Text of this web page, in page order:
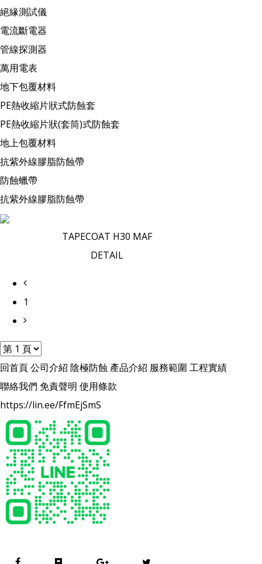
絕緣測試儀
電流斷電器
管線探測器
萬用電表
地下包覆材料
PE熱收縮片狀式防蝕套
PE熱收縮片狀(套筒)式防蝕套
地上包覆材料
抗紫外線膠脂防蝕帶
防蝕蠟帶
抗紫外線膠脂防蝕帶
TAPECOAT H30 MAF
DETAIL
1
回首頁公司介紹 陰極防蝕 產品介紹 服務範圍 工程實績
聯絡我們 免責聲明 使用條款
https://lin.ee/FfmEjSmS